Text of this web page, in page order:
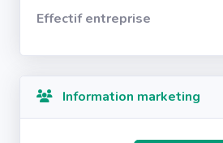
Effectif entreprise
Information marketing